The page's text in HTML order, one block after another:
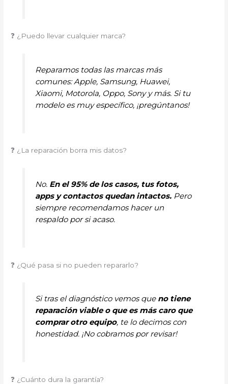
❓ ¿Puedo llevar cualquier marca?
Reparamos todas las marcas más
comunes: Apple, Samsung, Huawei,
Xiaomi, Motorola, Oppo, Sony y más. Si tu
modelo es muy específico, ¡pregúntanos!
❓ ¿La reparación borra mis datos?
No. En el 95% de los casos, tus fotos,
apps y contactos quedan intactos.Pero
siempre recomendamos hacer un
respaldo por si acaso.
❓ ¿Qué pasa si no pueden repararlo?
Si tras el diagnóstico vemos que no tiene
reparación viable o que es más caro que
comprar otro equipo, te lo decimos con
honestidad. ¡No cobramos por revisar!
❓ ¿Cuánto dura la garantía?